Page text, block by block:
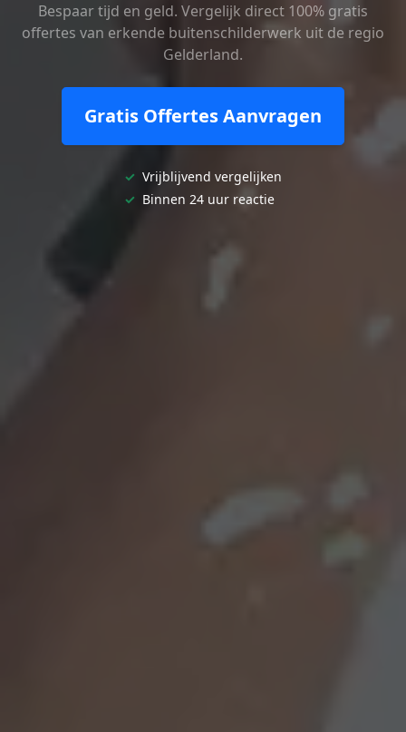
Bespaar tijd en geld. Vergelijk direct 100% gratis
offertes van erkende buitenschilderwerk uit de regio
Gelderland.
Gratis Offertes Aanvragen
✓ Vrijblijvend vergelijken
✓ Binnen 24 uur reactie